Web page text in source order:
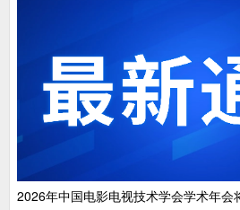
2026年中国电影电视技术学会学术年